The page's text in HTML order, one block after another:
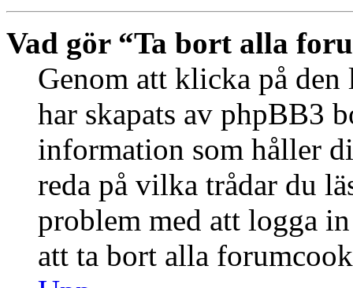
Vad gör “Ta bort alla
Genom att klicka på den
har skapats av phpBB3
information som håller
reda på vilka trådar du
problem med att logga
att ta bort alla